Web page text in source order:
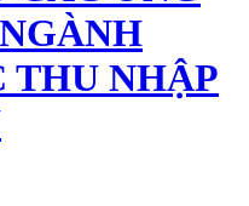
THU NHẬP